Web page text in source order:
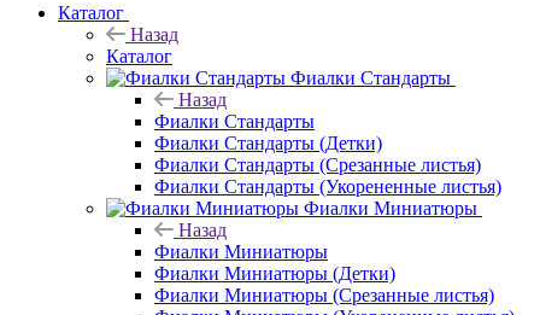
Каталог
Назад
Каталог
Фиалки Стандарты
Назад
Фиалки Стандарты
Фиалки Стандарты (Детки)
Фиалки Стандарты (Срезанные листья)
Фиалки Стандарты (Укорененные листья)
Фиалки Миниатюры
Назад
Фиалки Миниатюры
Фиалки Миниатюры (Детки)
Фиалки Миниатюры (Срезанные листья)